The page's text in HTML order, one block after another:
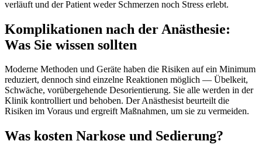
verläuft und der Patient weder Schmerzen noch Stress erlebt.
Komplikationen nach der Anästhesie:
Was Sie wissen sollten
Moderne Methoden und Geräte haben die Risiken auf ein Minimum
reduziert, dennoch sind einzelne Reaktionen möglich — Übelkeit,
Schwäche, vorübergehende Desorientierung. Sie alle werden in der
Klinik kontrolliert und behoben. Der Anästhesist beurteilt die
Risiken im Voraus und ergreift Maßnahmen, um sie zu vermeiden.
Was kosten Narkose und Sedierung?